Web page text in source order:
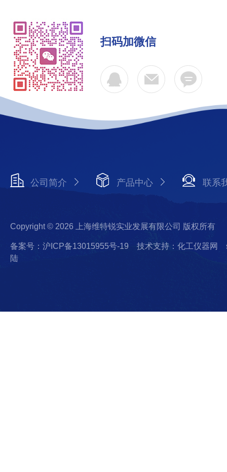
扫码加微信
公司简介 产品中心 联系
Copyright © 2026 上海维特锐实业发展有限公司 版权所有
备案号：沪ICP备13015955号-19 技术支持：化工仪器网
陆